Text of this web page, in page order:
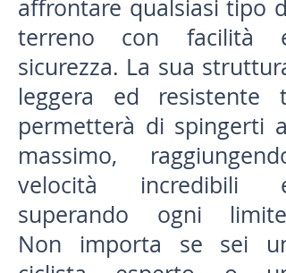
affrontare qualsiasi tipo di
terreno con facilità e
sicurezza. La sua struttura
leggera ed resistente ti
permetterà di spingerti al
massimo, raggiungendo
velocità incredibili e
superando ogni limite.
Non importa se sei un